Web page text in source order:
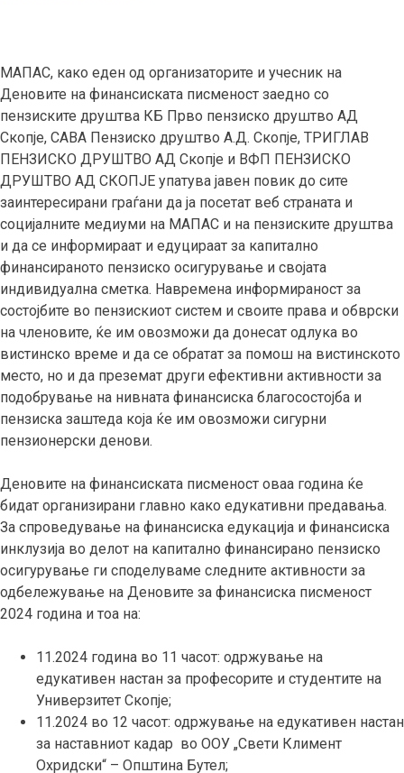
МАПАС, како еден од организаторите и учесник на
Деновите на финансиската писменост заедно со
пензиските друштва КБ Прво пензиско друштво АД
Скопје, САВА Пензиско друштво А.Д. Скопје, ТРИГЛАВ
ПЕНЗИСКО ДРУШТВО АД Скопје и ВФП ПЕНЗИСКО
ДРУШТВО АД СКОПЈЕ упатува јавен повик до сите
заинтересирани граѓани да ја посетат веб страната и
социјалните медиуми на МАПАС и на пензиските друштва
и да се информираат и едуцираат за капитално
финансираното пензиско осигурување и својата
индивидуална сметка. Навремена информираност за
состојбите во пензискиот систем и своите права и обврски
на членовите, ќе им овозможи да донесат одлука во
вистинско време и да се обратат за помош на вистинското
место, но и да преземат други ефективни активности за
подобрување на нивната финансиска благосостојба и
пензиска заштеда која ќе им овозможи сигурни
пензионерски денови.
Деновите на финансиската писменост оваа година ќе
бидат организирани главно како едукативни предавања.
За спроведување на финансиска едукација и финансиска
инклузија во делот на капитално финансирано пензиско
осигурување ги споделуваме следните активности за
одбележување на Деновите за финансиска писменост
2024 година и тоа на:
11.2024 година во 11 часот: одржување на
едукативен настан за професорите и студентите на
Универзитет Скопје;
11.2024 во 12 часот: одржување на едукативен настан
за наставниот кадар во ОOУ „Свети Климент
Охридски“ – Општина Бутел;